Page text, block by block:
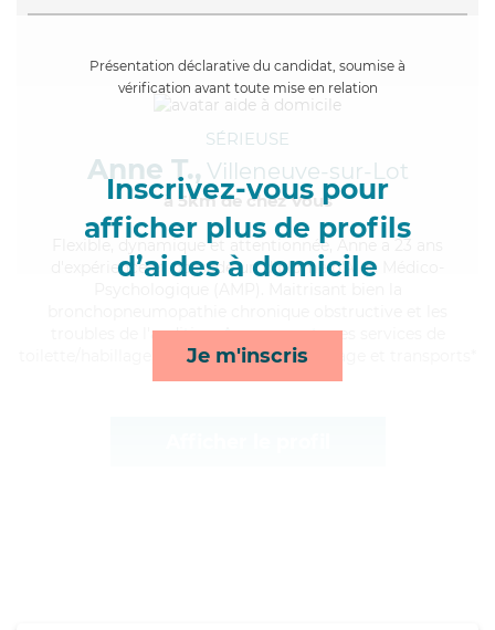
Présentation déclarative du candidat, soumise à
vérification avant toute mise en relation
Inscrivez-vous pour
afficher plus de profils
d’aides à domicile
Je m'inscris
SÉRIEUSE
Anne T., Villeneuve-sur-Lot
à 5km de chez Vous
, dynamique et attentionnée, Anne a 23 ans
d'expérience et possède un diplôme d'Aide Médico-
troubles de l'audition, Anne apporte ses services de
toilette/habillage, activités, lessive/repassage et transports*